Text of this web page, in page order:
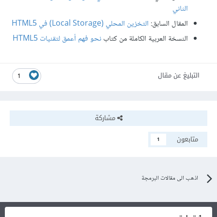
الثاني
المقال السابق: التخزين المحلي (Local Storage) في HTML5
النسخة العربية الكاملة من كتابنحو فهم أعمق لتقنيات HTML5
1 التبليغ عن مقال
مشاركة
متابعون
1
اذهب الى مقالات البرمجة